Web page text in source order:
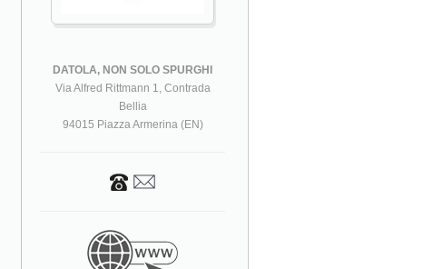
DATOLA, NON SOLO SPURGHI
Via Alfred Rittmann 1, Contrada
Bellia
94015 Piazza Armerina (EN)